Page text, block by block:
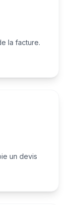
la facture.
un devis